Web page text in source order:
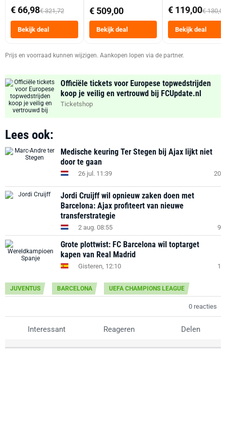
abonnement
€ 66,98€ 321,72
Bekijk deal
€ 509,00
Bekijk deal
Dubbele Mand 9
Tot 6 Personen
Heteluchtfriteuse
Zwart
€ 119,00€ 130,00
Bekijk deal
Prijs en voorraad kunnen wijzigen. Aankopen lopen via de partner.
Officiële tickets voor Europese topwedstrijden
koop je veilig en vertrouwd bij FCUpdate.nl
Ticketshop
Lees ook:
Medische keuring Ter Stegen bij Ajax lijkt niet
door te gaan
26 jul. 11:39 20
Jordi Cruijff wil opnieuw zaken doen met
Barcelona: Ajax profiteert van nieuwe
transferstrategie
2 aug. 08:55 9
Grote plottwist: FC Barcelona wil toptarget
kapen van Real Madrid
Gisteren, 12:10 1
JUVENTUS BARCELONA UEFA CHAMPIONS LEAGUE
0 reacties
Interessant Reageren Delen